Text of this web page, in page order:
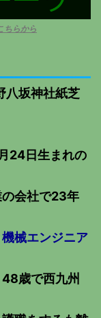
ちらから
八坂神社紙芝
24日生まれの
会社で23年
械エンジニア
歳で西九州